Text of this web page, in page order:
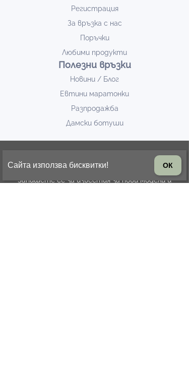
Регистрация
За връзка с нас
Поръчки
Любими продукти
Полезни връзки
Новини / Блог
Евтини маратонки
Разпродажба
Дамски ботуши
БЮЛЕТИН
Запишете се за известия за нови модели и
Сайта използва бисквитки! ОК